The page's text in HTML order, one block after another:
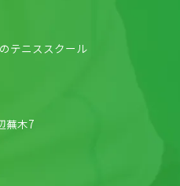
テニススクール
蕪木7